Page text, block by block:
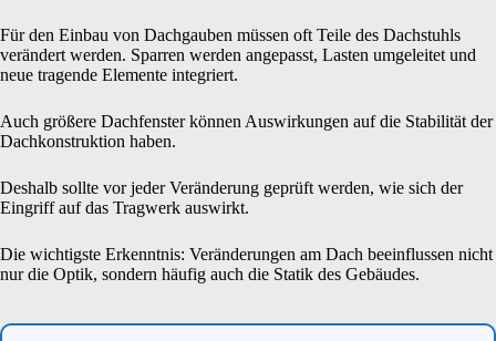
Für den Einbau von Dachgauben müssen oft Teile des Dachstuhls
verändert werden. Sparren werden angepasst, Lasten umgeleitet und
neue tragende Elemente integriert.
Auch größere Dachfenster können Auswirkungen auf die Stabilität der
Dachkonstruktion haben.
Deshalb sollte vor jeder Veränderung geprüft werden, wie sich der
Eingriff auf das Tragwerk auswirkt.
Die wichtigste Erkenntnis: Veränderungen am Dach beeinflussen nicht
nur die Optik, sondern häufig auch die Statik des Gebäudes.